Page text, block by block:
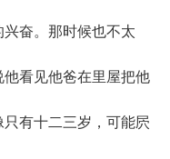
奋。那时候也不太
看见他爸在里屋把他
有十二三岁，可能屄